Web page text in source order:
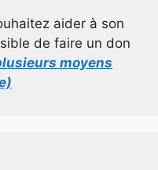
aider à son
de faire un don
moyens